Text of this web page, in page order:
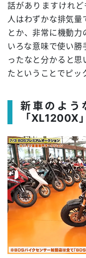
話がありますけれ
人はわずかな排気量
とか、非常に機動
いろな意味で使い勝
ったなと分かると
たということでピッ
新車のよう
「XL1200X